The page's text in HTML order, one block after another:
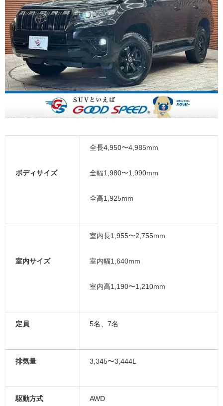
ボディサイズ
全長4,950〜4,985mm
全幅1,980〜1,990mm
全高1,925mm
室内サイズ
室内長1,955〜2,755mm
室内幅1,640mm
室内高1,190〜1,210mm
定員 5名、7名
排気量 3,345〜3,444L
駆動方式 AWD